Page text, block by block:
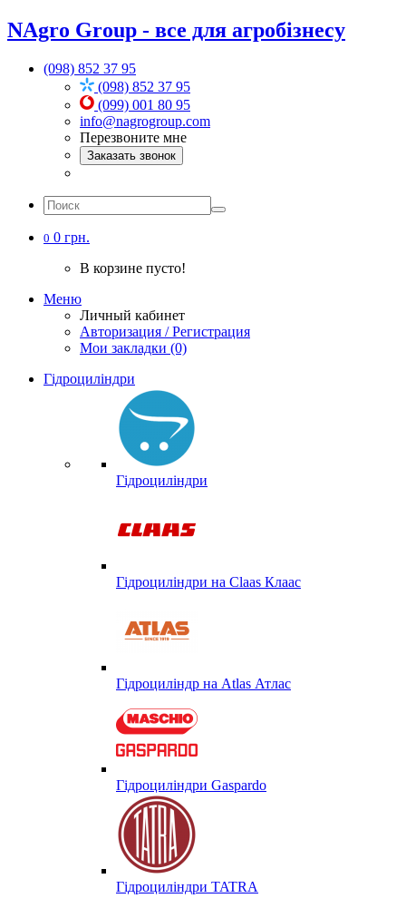
NAgro Group - все для агробізнесу
(098) 852 37 95
(098) 852 37 95
(099) 001 80 95
info@nagrogroup.com
Перезвоните мне
Заказать звонок
0 0 грн.
В корзине пусто!
Меню
Личный кабинет
Авторизация / Регистрация
Мои закладки (0)
Гідроциліндри
Гідроциліндри
Гідроциліндри на Claas Клаас
Гідроциліндр на Atlas Атлас
Гідроциліндри Gaspardo
Гідроциліндри TATRA